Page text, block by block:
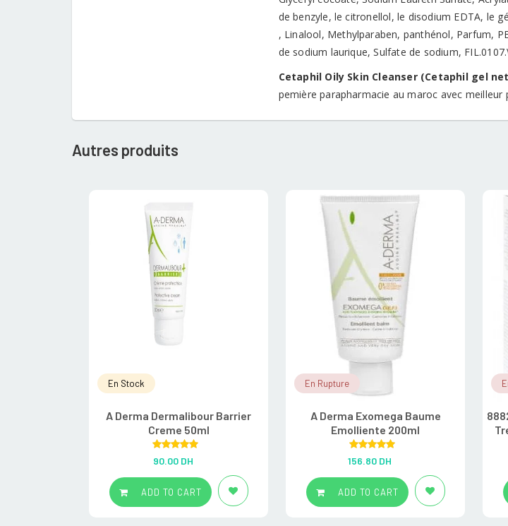
de benzyle, le citronellol, le disodium EDTA, le
, Linalool, Methylparaben, panthénol, Parfum,
de sodium laurique, Sulfate de sodium,
Cetaphil Oily Skin Cleanser (Cetaphil gel
pemière parapharmacie au maroc avec
Autres produits
En Stock
A Derma Dermalibour Barrier
Creme 50ml
Rated5.00
out of 5
90.00 DH
ADD TO CART
En Rupture
A Derma Exomega Baume
Emolliente 200ml
Rated 5.00
out of 5
156.80 DH
ADD TO CART